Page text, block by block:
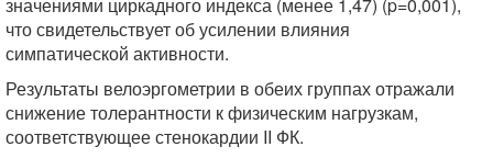
что свидетельствует об усилении влияния
симпатической активности.
Результаты велоэргометрии в обеих группах отражали
снижение толерантности к физическим нагрузкам,
соответствующее стенокардии II ФК.